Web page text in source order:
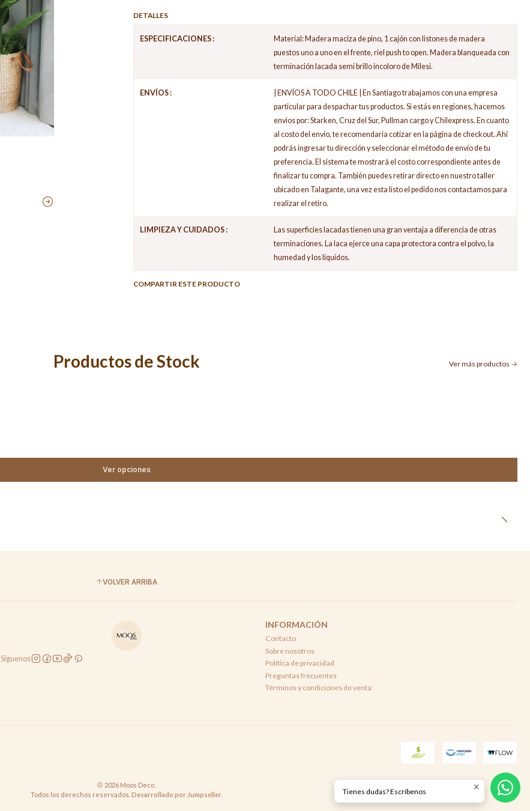
DETALLES
ESPECIFICACIONES :
Material: Madera maciza de pino, 1 cajón con listones de madera
puestos uno a uno en el frente, riel push to open. Madera blanqueada con
terminación lacada semi brillo incoloro de Milesi.
ENVÍOS :
| ENVÍOS A TODO CHILE | En Santiago trabajamos con una empresa
particular para despachar tus productos. Si estás en regiones, hacemos
envios por: Starken, Cruz del Sur, Pullman cargo y Chilexpress. En cuanto
al costo del envío, te recomendaría cotizar en la página de checkout. Ahí
podrás ingresar tu dirección y seleccionar el método de envío de tu
preferencia. El sistema te mostrará el costo correspondiente antes de
finalizar tu compra. También puedes retirar directo en nuestro taller
ubicado en Talagante, una vez esta listo el pedido nos contactamos para
realizar el retiro.
LIMPIEZA Y CUIDADOS :
Las superficies lacadas tienen una gran ventaja a diferencia de otras
terminaciones. La laca ejerce una capa protectora contra el polvo, la
humedad y los líquidos.
COMPARTIR ESTE PRODUCTO
Productos de Stock Ver más productos
Ver opciones
VOLVER ARRIBA
Síguenos
INFORMACIÓN
Contacto
Sobre nosotros
Política de privacidad
Preguntas frecuentes
Términos y condiciones de venta
2026 Moos Deco .
Todos los derechos reservados. Desarrollado por Jumpseller Tienes dudas? Escríbenos